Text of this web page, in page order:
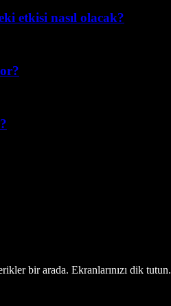
etkisi nasıl olacak?
bir arada. Ekranlarınızı dik tutun.